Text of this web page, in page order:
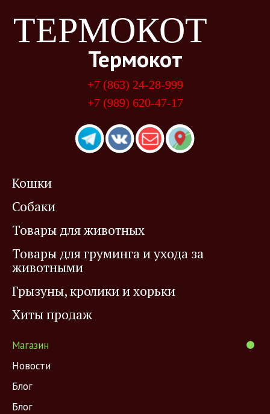
ТЕРМОКОТ
Термокот
+7 (863) 24-28-999
+7 (989) 620-47-17
Кошки
Собаки
Товары для животных
Товары для груминга и ухода за
животными
Грызуны, кролики и хорьки
Хиты продаж
Магазин
Новости
Блог
Блог